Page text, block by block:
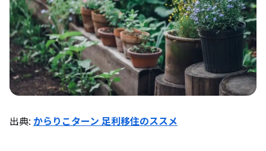
出典: からりこターン 足利移住のススメ